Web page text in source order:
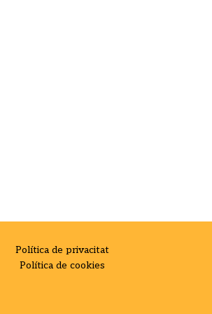
Política de privacitat
Política de cookies